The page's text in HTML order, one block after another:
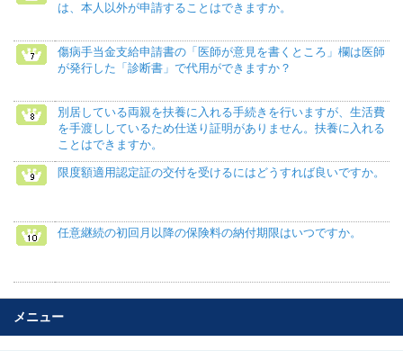
は、本人以外が申請することはできますか。
傷病手当金支給申請書の「医師が意見を書くところ」欄は医師
が発行した「診断書」で代用ができますか？
別居している両親を扶養に入れる手続きを行いますが、生活費
を手渡ししているため仕送り証明がありません。扶養に入れる
ことはできますか。
限度額適用認定証の交付を受けるにはどうすれば良いですか。
任意継続の初回月以降の保険料の納付期限はいつですか。
メニュー